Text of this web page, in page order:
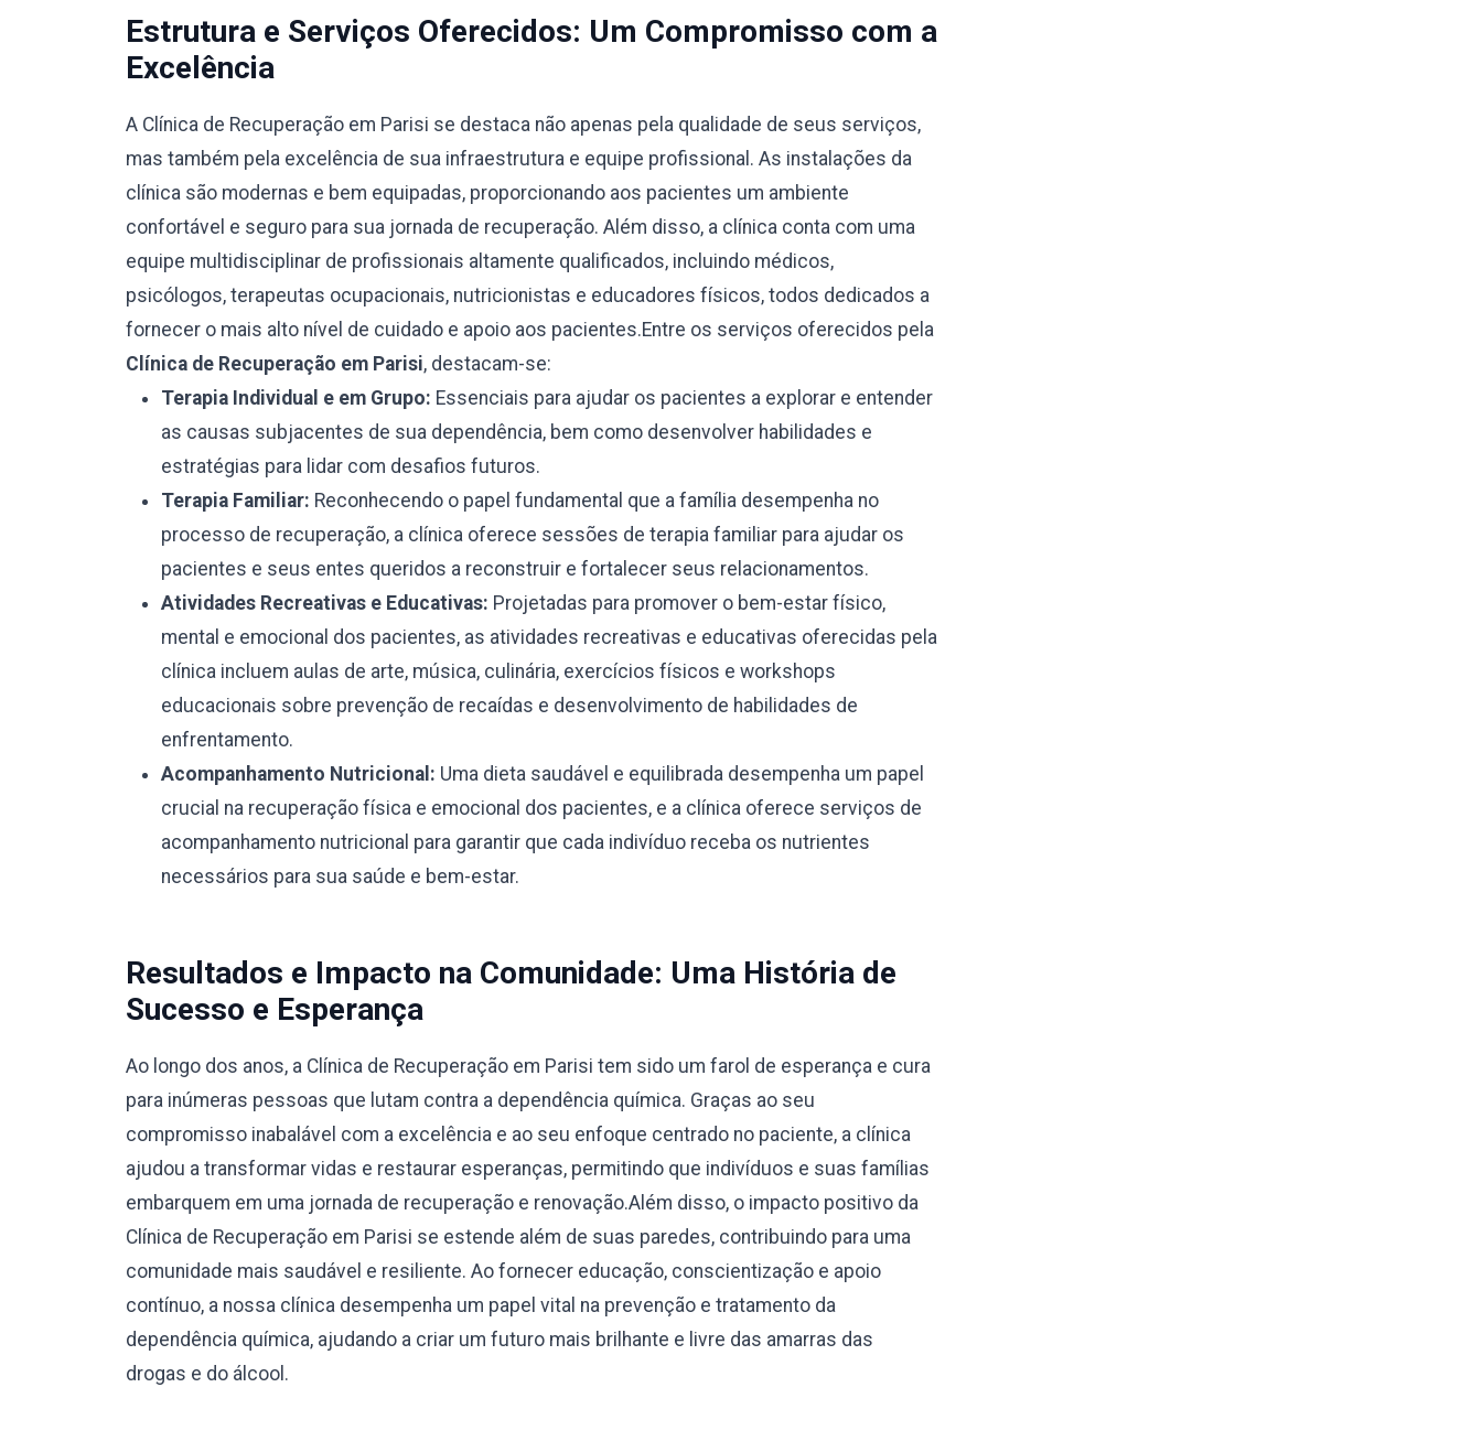
Estrutura e Serviços Oferecidos: Um Compromisso com a
Excelência
A Clínica de Recuperação em Parisi se destaca não apenas pela qualidade de seus serviços,
mas também pela excelência de sua infraestrutura e equipe profissional. As instalações da
clínica são modernas e bem equipadas, proporcionando aos pacientes um ambiente
confortável e seguro para sua jornada de recuperação. Além disso, a clínica conta com uma
equipe multidisciplinar de profissionais altamente qualificados, incluindo médicos,
psicólogos, terapeutas ocupacionais, nutricionistas e educadores físicos, todos dedicados a
fornecer o mais alto nível de cuidado e apoio aos pacientes.Entre os serviços oferecidos pela
Clínica de Recuperação em Parisi, destacam-se:
Terapia Individual e em Grupo: Essenciais para ajudar os pacientes a explorar e entender
as causas subjacentes de sua dependência, bem como desenvolver habilidades e
estratégias para lidar com desafios futuros.
Terapia Familiar: Reconhecendo o papel fundamental que a família desempenha no
processo de recuperação, a clínica oferece sessões de terapia familiar para ajudar os
pacientes e seus entes queridos a reconstruir e fortalecer seus relacionamentos.
Atividades Recreativas e Educativas: Projetadas para promover o bem-estar físico,
mental e emocional dos pacientes, as atividades recreativas e educativas oferecidas pela
clínica incluem aulas de arte, música, culinária, exercícios físicos e workshops
educacionais sobre prevenção de recaídas e desenvolvimento de habilidades de
enfrentamento.
Acompanhamento Nutricional: Uma dieta saudável e equilibrada desempenha um papel
crucial na recuperação física e emocional dos pacientes, e a clínica oferece serviços de
acompanhamento nutricional para garantir que cada indivíduo receba os nutrientes
necessários para sua saúde e bem-estar.
Resultados e Impacto na Comunidade: Uma História de
Sucesso e Esperança
Ao longo dos anos, a Clínica de Recuperação em Parisi tem sido um farol de esperança e cura
para inúmeras pessoas que lutam contra a dependência química. Graças ao seu
compromisso inabalável com a excelência e ao seu enfoque centrado no paciente, a clínica
ajudou a transformar vidas e restaurar esperanças, permitindo que indivíduos e suas famílias
embarquem em uma jornada de recuperação e renovação.Além disso, o impacto positivo da
Clínica de Recuperação em Parisi se estende além de suas paredes, contribuindo para uma
comunidade mais saudável e resiliente. Ao fornecer educação, conscientização e apoio
contínuo, a nossa clínica desempenha um papel vital na prevenção e tratamento da
dependência química, ajudando a criar um futuro mais brilhante e livre das amarras das
drogas e do álcool.